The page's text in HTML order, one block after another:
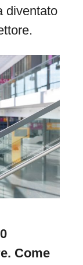
diventato
Come